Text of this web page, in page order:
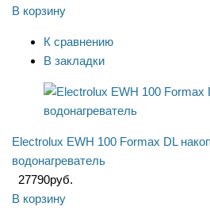
В корзину
К сравнению
В закладки
Electrolux EWH 100 Formax DL
водонагреватель
27790руб.
В корзину